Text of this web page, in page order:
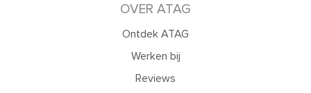
OVER ATAG
Ontdek ATAG
Werken bij
Reviews